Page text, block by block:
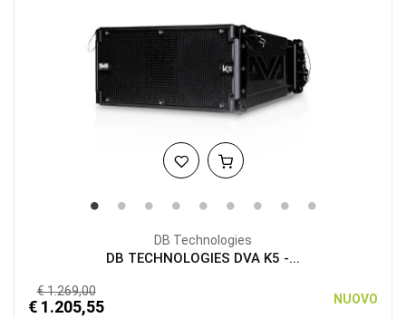
DB Technologies
DB TECHNOLOGIES DVA K5 -...
€ 1.269,00
€ 1.205,55 NUOVO